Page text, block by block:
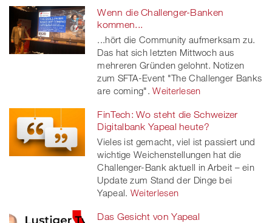
Wenn die Challenger-Banken
kommen...
...hört die Community aufmerksam zu.
Das hat sich letzten Mittwoch aus
mehreren Gründen gelohnt. Notizen
zum SFTA-Event "The Challenger Banks
are coming". Weiterlesen
FinTech: Wo steht die Schweizer
Digitalbank Yapeal heute?
Vieles ist gemacht, viel ist passiert und
wichtige Weichenstellungen hat die
Challenger-Bank aktuell in Arbeit – ein
Update zum Stand der Dinge bei
Yapeal. Weiterlesen
Das Gesicht von Yapeal